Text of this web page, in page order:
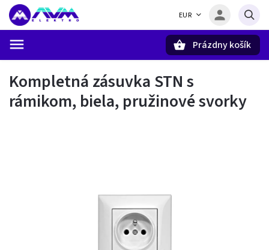
EUR
Prázdny košík
Kompletná zásuvka STN s
rámikom, biela, pružinové svorky